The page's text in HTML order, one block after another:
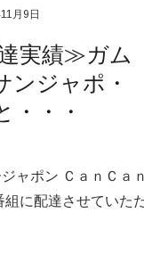
月9日
実績≫ガム
ンジャポ・
・・・
ャポン ＣａｎＣａｎ
組に配達させていた